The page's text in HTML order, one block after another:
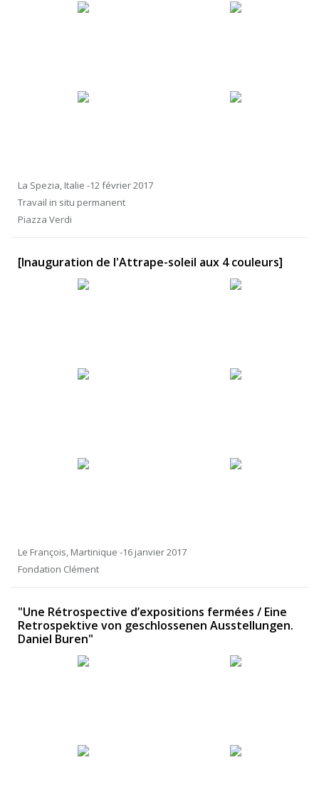
La Spezia, Italie -12 février 2017
Travail in situ permanent
Piazza Verdi
[Inauguration de l'Attrape-soleil aux 4 couleurs]
Le François, Martinique -16 janvier 2017
Fondation Clément
"Une Rétrospective d’expositions fermées / Eine
Retrospektive von geschlossenen Ausstellungen.
Daniel Buren"